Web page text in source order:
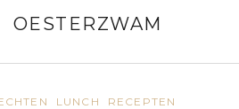
OESTERZWAM
LUNCH RECEPTEN